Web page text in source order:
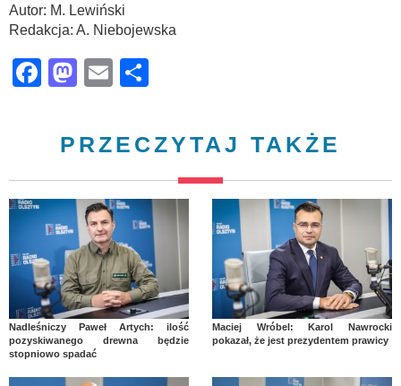
Autor: M. Lewiński
Redakcja: A. Niebojewska
Facebook
Mastodon
Email
PRZECZYTAJ TAKŻE
Nadleśniczy Paweł Artych: ilość
pozyskiwanego drewna będzie
stopniowo spadać
Maciej Wróbel: Karol Nawrocki
pokazał, że jest prezydentem prawicy